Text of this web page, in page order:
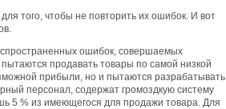
того, чтобы не повторить их ошибок. И вот
ошибок, совершаемых
продавать товары по самой низкой
прибыли, но и пытаются разрабатывать
персонал, содержат громоздкую систему
5 % из имеющегося для продажи товара. Для